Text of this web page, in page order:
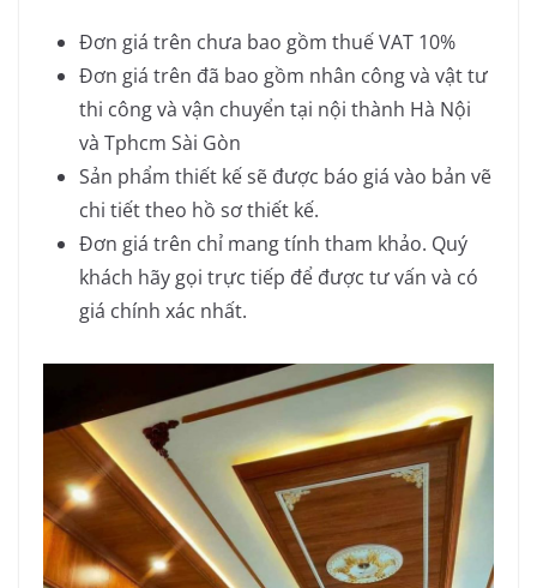
Đơn giá trên chưa bao gồm thuế VAT 10%
Đơn giá trên đã bao gồm nhân công và vật tư
thi công và vận chuyển tại nội thành Hà Nội
và Tphcm Sài Gòn
Sản phẩm thiết kế sẽ được báo giá vào bản vẽ
chi tiết theo hồ sơ thiết kế.
Đơn giá trên chỉ mang tính tham khảo. Quý
khách hãy gọi trực tiếp để được tư vấn và có
giá chính xác nhất.